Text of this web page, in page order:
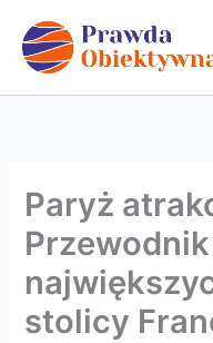
treści
Paryż
stolicy